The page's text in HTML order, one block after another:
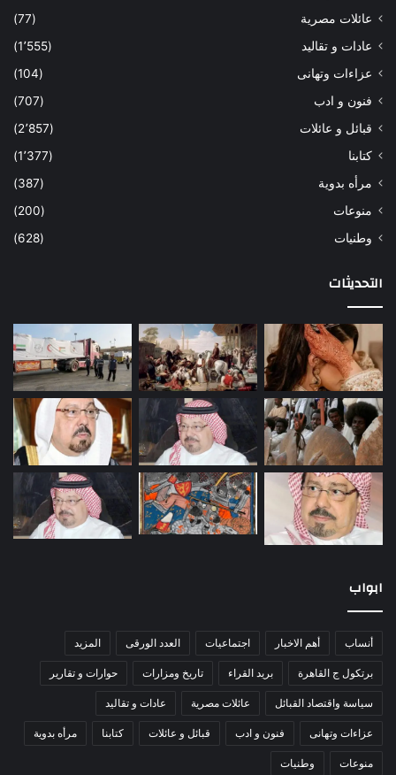
عائلات مصرية
(77)
عادات و تقاليد
(1٬555)
عزاءات وتهانى
(104)
فنون و ادب
(707)
قبائل و عائلات
(2٬857)
كتابنا
(1٬377)
مرأه بدوية
(387)
منوعات
(200)
وطنيات
(628)
التحديثات
ابواب
أنساب أهم الاخبار اجتماعيات العدد الورقى المزيد
برتكول ج القاهرة بريد القراء تاريخ ومزارات حوارات و تقارير
سياسة واقتصاد القبائل عائلات مصرية عادات و تقاليد
عزاءات وتهانى فنون و ادب قبائل و عائلات كتابنا مرأه بدوية
منوعات وطنيات